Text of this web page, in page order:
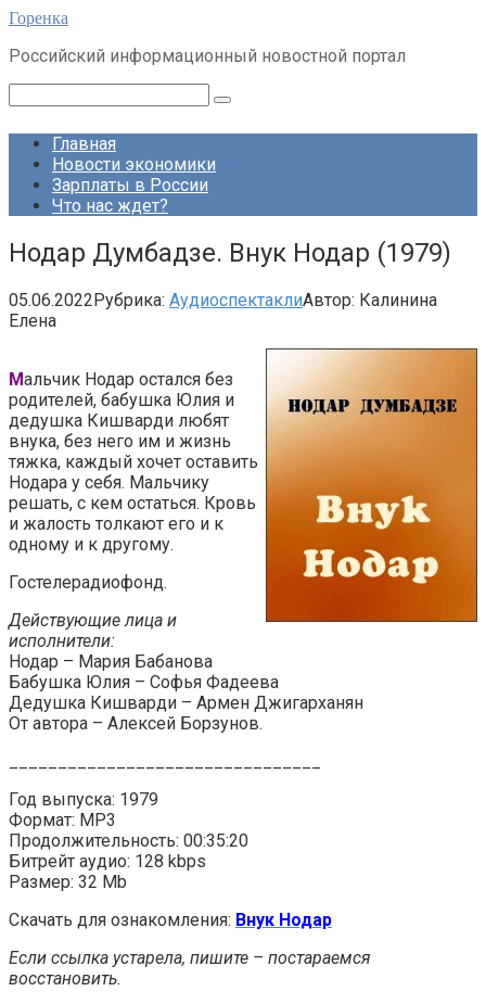
Перейти
контенту
Горенка
Российский информационный новостной портал
Главная
Новости экономики
Зарплаты в России
Что нас ждет?
Нодар Думбадзе. Внук Нодар (1979)
05.06.2022Рубрика: АудиоспектаклиАвтор: Калинина
Елена
Мальчик Нодар остался без
родителей, бабушка Юлия и
дедушка Кишварди любят
внука, без него им и жизнь
тяжка, каждый хочет оставить
Нодара у себя. Мальчику
решать, с кем остаться. Кровь
и жалость толкают его и к
одному и к другому.
Гостелерадиофонд.
Действующие лица и
исполнители:
Нодар – Мария Бабанова
Бабушка Юлия – Софья Фадеева
Дедушка Кишварди – Армен Джигарханян
От автора – Алексей Борзунов.
Год выпуска: 1979
Формат: MP3
Продолжительность: 00:35:20
Битрейт аудио: 128 kbps
Размер: 32 Mb
Скачать для ознакомления: Внук Нодар
Если ссылка устарела, пишите – постараемся
восстановить.